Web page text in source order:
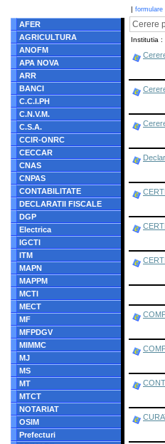
/home/eformulare.ro/public_html/
AFER
AGRICULTURA
ANOFM
APA NOVA
ARR
BANCI
C.C.I.PH
C.N.V.M.
C.S.A.
CCIR-ONRC
CECCAR
CNAS
CNPAS
CONTABILITATE
DECLARATII FISCALE
DGP
Electrica
IGCTI
ITM
MAPN
MAPPM
MCTI
MECT
MF
MFPDGV
MIMMC
MJ
MS
MT
MTCT
NOTARIAT
OSIM
Prefecturi
| formulare
Cerere
Institutia :